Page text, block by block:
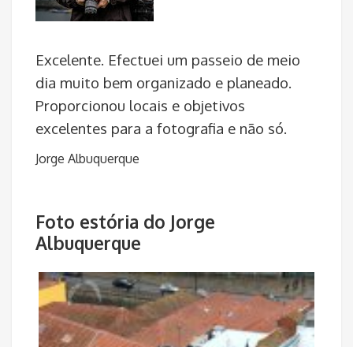
Excelente. Efectuei um passeio de meio
dia muito bem organizado e planeado.
Proporcionou locais e objetivos
Foto estória do Jorge
Albuquerque